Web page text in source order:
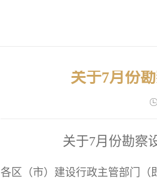
关于7月份
关于7月份勘察
各区（市）建设行政主管部门（